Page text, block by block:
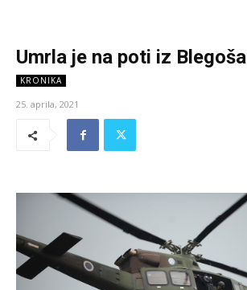
Umrla je na poti iz Blegoša
KRONIKA
25. aprila, 2021